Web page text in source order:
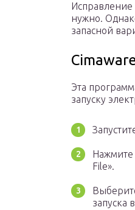
Исправление
нужно.
запасной
Эта
запуску
Нажмите
File».
запуска